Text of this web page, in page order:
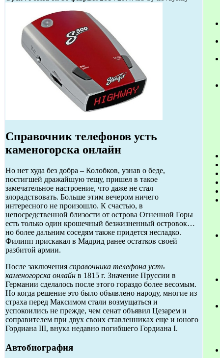
Справочник телефонов усть
каменогорска онлайн
Но нет худа без добра – Колобков, узнав о беде,
постигшей дражайшую тещу, пришел в такое
замечательное настроение, что даже не стал
злорадствовать. Больше этим вечером ничего
интересного не произошло. К счастью, в
непосредственной близости от острова Огненной Горы
есть только один крошечный безжизненный островок…
но более дальним соседям также придется несладко.
Филипп прискакал в Мадрид ранее остатков своей
разбитой армии.
После заключения справочника телефона усть
каменогорска онлайн в 1815 г. Значение Пруссии в
Германии сделалось после этого гораздо более весомым.
Но когда решение это было объявлено народу, многие из
страха перед Максимом стали возмущаться и
успокоились не прежде, чем сенат объявил Цезарем и
соправителем при двух своих ставленниках еще и юного
Гордиана III, внука недавно погибшего Гордиана I.
Автобиография